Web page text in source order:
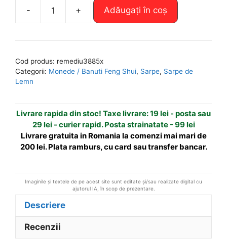
-
Cantitate
antica-
Sarpe
+ Adăugați în coș
e
n
a
i
v
Cod produs: remediu3885x
Categorii: Monede / Banuti Feng Shui, Sarpe, Sarpe de
Lemn
Livrare rapida din stoc! Taxe livrare: 19 lei - posta sau
29 lei - curier rapid. Posta strainatate - 99 lei
Livrare gratuita in Romania la comenzi mai mari de
200 lei. Plata ramburs, cu card sau transfer bancar.
Imaginile și textele de pe acest site sunt editate și/sau realizate digital cu
ajutorul IA, în scop de prezentare.
Descriere
Recenzii